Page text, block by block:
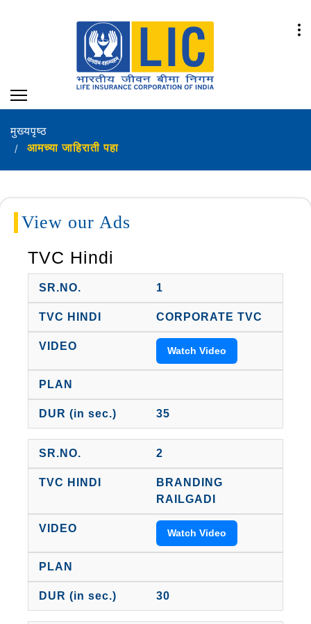
मुख्यपृष्ठ
आमच्या जाहिराती पहा
View our Ads
TVC Hindi
1
CORPORATE TVC
Watch Video
35
2
BRANDING
RAILGADI
Watch Video
30